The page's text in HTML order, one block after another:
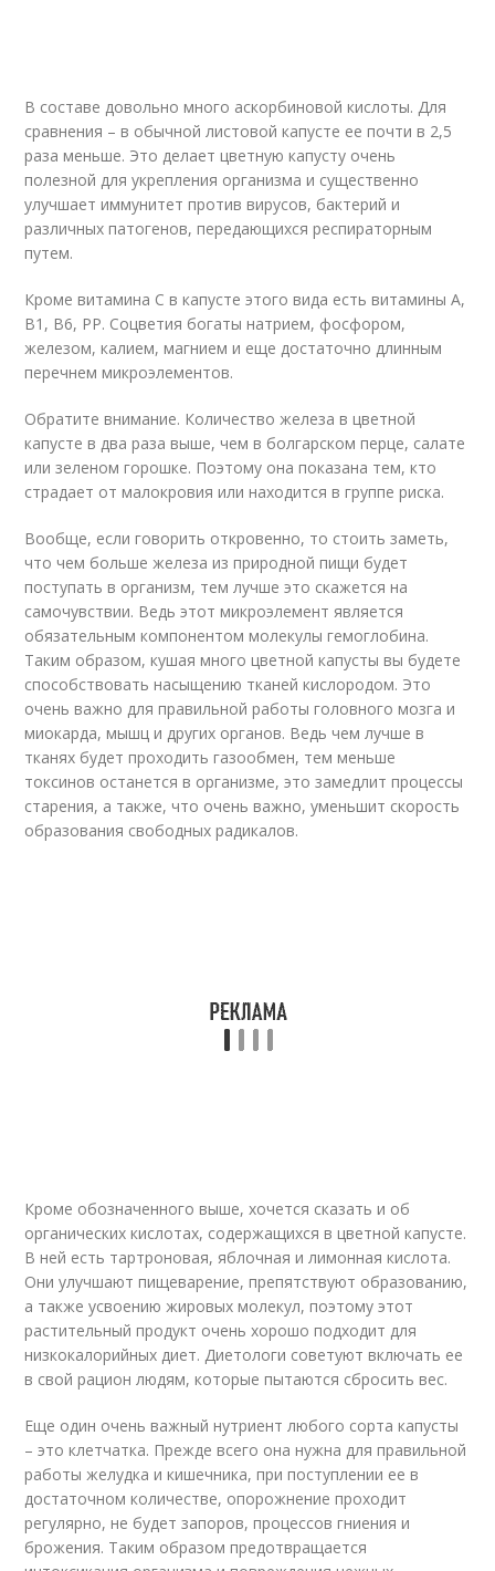
В составе довольно много аскорбиновой кислоты. Для
сравнения – в обычной листовой капусте ее почти в 2,5
раза меньше. Это делает цветную капусту очень
полезной для укрепления организма и существенно
улучшает иммунитет против вирусов, бактерий и
различных патогенов, передающихся респираторным
путем.
Кроме витамина С в капусте этого вида есть витамины А,
В1, В6, РР. Соцветия богаты натрием, фосфором,
железом, калием, магнием и еще достаточно длинным
перечнем микроэлементов.
Обратите внимание. Количество железа в цветной
капусте в два раза выше, чем в болгарском перце, салате
или зеленом горошке. Поэтому она показана тем, кто
страдает от малокровия или находится в группе риска.
Вообще, если говорить откровенно, то стоить заметь,
что чем больше железа из природной пищи будет
поступать в организм, тем лучше это скажется на
самочувствии. Ведь этот микроэлемент является
обязательным компонентом молекулы гемоглобина.
Таким образом, кушая много цветной капусты вы будете
способствовать насыщению тканей кислородом. Это
очень важно для правильной работы головного мозга и
миокарда, мышц и других органов. Ведь чем лучше в
тканях будет проходить газообмен, тем меньше
токсинов останется в организме, это замедлит процессы
старения, а также, что очень важно, уменьшит скорость
образования свободных радикалов.
Кроме обозначенного выше, хочется сказать и об
органических кислотах, содержащихся в цветной капусте.
В ней есть тартроновая, яблочная и лимонная кислота.
Они улучшают пищеварение, препятствуют образованию,
а также усвоению жировых молекул, поэтому этот
растительный продукт очень хорошо подходит для
низкокалорийных диет. Диетологи советуют включать ее
в свой рацион людям, которые пытаются сбросить вес.
Еще один очень важный нутриент любого сорта капусты
– это клетчатка. Прежде всего она нужна для правильной
работы желудка и кишечника, при поступлении ее в
достаточном количестве, опорожнение проходит
регулярно, не будет запоров, процессов гниения и
брожения. Таким образом предотвращается